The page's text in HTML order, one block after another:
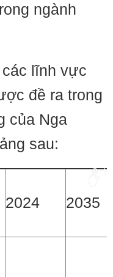
ngành
lĩnh vực
đề ra trong
của Nga
sau:
2024 2035